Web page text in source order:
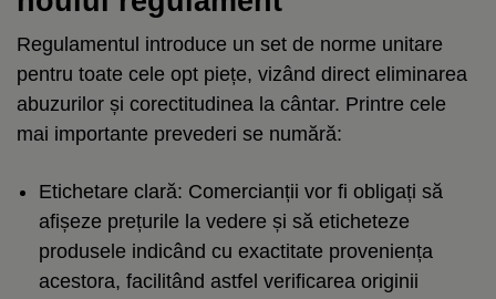
Regulamentul introduce un set de norme unitare
pentru toate cele opt piețe, vizând direct eliminarea
abuzurilor și corectitudinea la cântar. Printre cele
mai importante prevederi se numără:
Etichetare clară: Comercianții vor fi obligați să
afișeze prețurile la vedere și să eticheteze
produsele indicând cu exactitate proveniența
acestora, facilitând astfel verificarea originii